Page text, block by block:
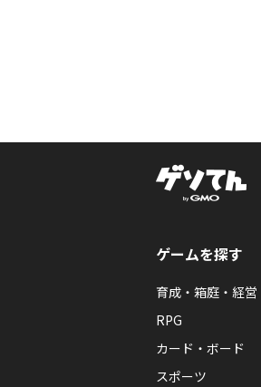
ゲームを探す
育成・箱庭・経営
RPG
カード・ボード
スポーツ